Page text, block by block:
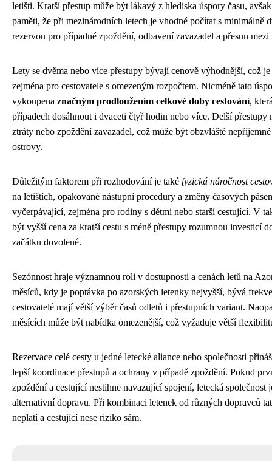
letišti. Kratší přestup může být lákavý z hlediska úspory času,
paměti, že při mezinárodních letech je vhodné počítat s minimálně
rezervou pro případné zpoždění, odbavení zavazadel a přesun mezi
Lety se dvěma nebo více přestupy bývají cenově výhodnější, což
zejména pro cestovatele s omezeným rozpočtem. Nicméně tato
vykoupena značným prodloužením celkové doby cestování,
případech dosáhnout i dvaceti čtyř hodin nebo více. Delší
ztráty nebo zpoždění zavazadel, což může být obzvláště
ostrovy.
Důležitým faktorem při rozhodování je také fyzická náročnost
na letištích, opakované nástupní procedury a změny časových
vyčerpávající, zejména pro rodiny s dětmi nebo starší cestující. V
být vyšší cena za kratší cestu s méně přestupy rozumnou investicí
začátku dovolené.
Sezónnost hraje významnou roli v dostupnosti a cenách letů na
měsíců, kdy je poptávka po azorských letenky nejvyšší, bývá
cestovatelé mají větší výběr časů odletů i přestupních variant.
měsících může být nabídka omezenější, což vyžaduje větší
Rezervace celé cesty u jedné letecké aliance nebo společnosti
lepší koordinace přestupů a ochrany v případě zpoždění. Pokud
zpoždění a cestující nestihne navazující spojení, letecká společnost
alternativní dopravu. Při kombinaci letenek od různých dopravců
neplatí a cestující nese riziko sám.